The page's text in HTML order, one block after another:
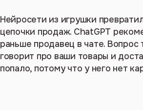
Нейросети из игрушки
цепочки продаж. ChatGPT
раньше продавец в чате. Вопрос
говорит про ваши товары и
попало, потому что у него нет